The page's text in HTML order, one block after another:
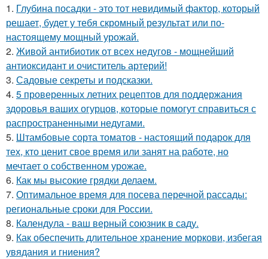
1. Глубина посадки - это тот невидимый фактор, который
решает, будет у тебя скромный результат или по-
настоящему мощный урожай.
2. Живой антибиотик от всех недугов - мощнейший
антиоксидант и очиститель артерий!
3. Садовые секреты и подсказки.
4. 5 проверенных летних рецептов для поддержания
здоровья ваших огурцов, которые помогут справиться с
распространенными недугами.
5. Штамбовые сорта томатов - настоящий подарок для
тех, кто ценит свое время или занят на работе, но
мечтает о собственном урожае.
6. Как мы высокие грядки делаем.
7. Оптимальное время для посева перечной рассады:
региональные сроки для России.
8. Календула - ваш верный союзник в саду.
9. Как обеспечить длительное хранение моркови, избегая
увядания и гниения?